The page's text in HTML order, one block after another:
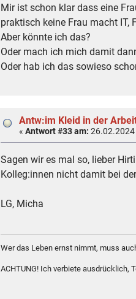
Mir ist schon klar dass eine
praktisch keine Frau macht IT,
Aber könnte ich das?
Oder mach ich mich damit
Oder hab ich das sowieso
Antw:im Kleid in der
«Antwort #33 am: 26.02.2024
Sagen wir es mal so, lieber
Kolleg:innen nicht damit bei
LG, Micha
Wer das Leben ernst nimmt, muss
ACHTUNG! Ich verbiete ausdrücklich,